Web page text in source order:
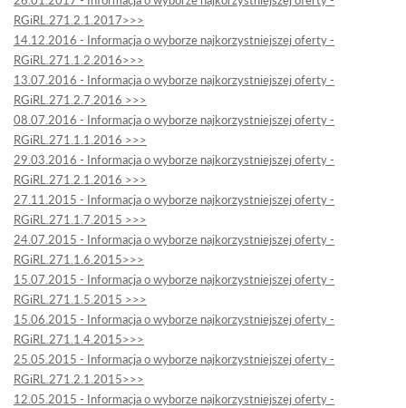
RGiRL.271.2.1.2017>>>
14.12.2016 - Informacja o wyborze najkorzystniejszej oferty -
RGiRL.271.1.2.2016>>>
13.07.2016 - Informacja o wyborze najkorzystniejszej oferty -
RGiRL.271.2.7.2016 >>>
08.07.2016 - Informacja o wyborze najkorzystniejszej oferty -
RGiRL.271.1.1.2016 >>>
29.03.2016 - Informacja o wyborze najkorzystniejszej oferty -
RGiRL.271.2.1.2016 >>>
27.11.2015 - Informacja o wyborze najkorzystniejszej oferty -
RGiRL.271.1.7.2015 >>>
24.07.2015 - Informacja o wyborze najkorzystniejszej oferty -
RGiRL.271.1.6.2015>>>
15.07.2015 - Informacja o wyborze najkorzystniejszej oferty -
RGiRL.271.1.5.2015 >>>
15.06.2015 - Informacja o wyborze najkorzystniejszej oferty -
RGiRL.271.1.4.2015>>>
25.05.2015 - Informacja o wyborze najkorzystniejszej oferty -
RGiRL.271.2.1.2015>>>
12.05.2015 - Informacja o wyborze najkorzystniejszej oferty -